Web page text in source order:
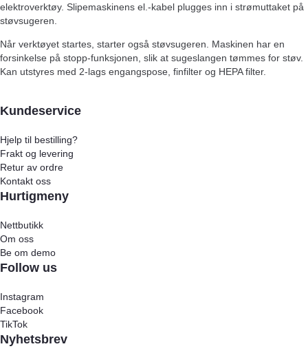
elektroverktøy. Slipemaskinens el.-kabel plugges inn i strømuttaket på
støvsugeren.
Når verktøyet startes, starter også støvsugeren. Maskinen har en
forsinkelse på stopp-funksjonen, slik at sugeslangen tømmes for støv.
Kan utstyres med 2-lags engangspose, finfilter og HEPA filter.
Kundeservice
Hjelp til bestilling?
Frakt og levering
Retur av ordre
Kontakt oss
Hurtigmeny
Nettbutikk
Om oss
Be om demo
Follow us
Instagram
Facebook
TikTok
Nyhetsbrev